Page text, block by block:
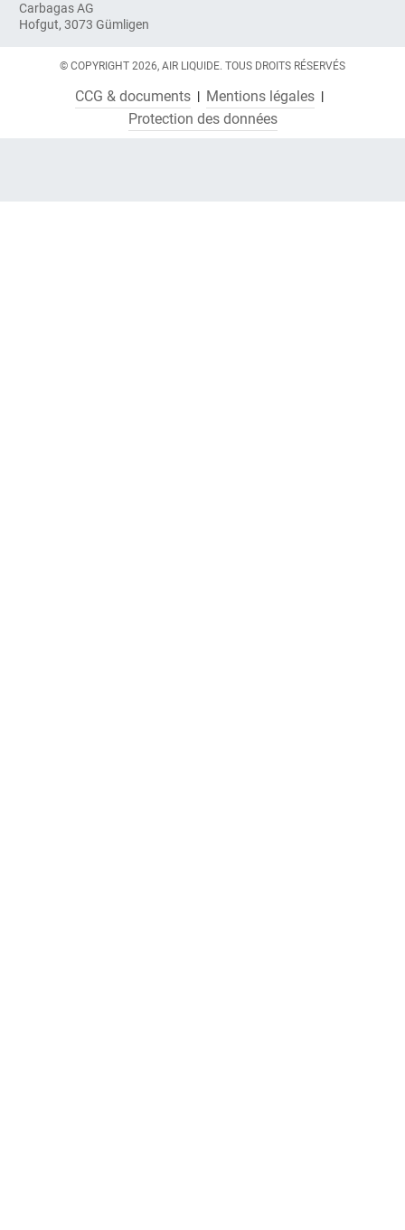
Carbagas AG
Hofgut, 3073 Gümligen
© COPYRIGHT 2026, AIR LIQUIDE. TOUS DROITS RÉSERVÉS
CCG & documents
Mentions légales
Protection des données